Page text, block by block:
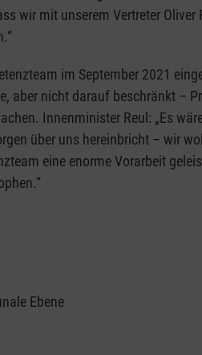
wir mit unserem Vertreter Oliver
im September 2021
aber nicht darauf beschränkt –
Innenminister Reul: „Es
über uns hereinbricht – wir
eine enorme Vorarbeit
Ebene